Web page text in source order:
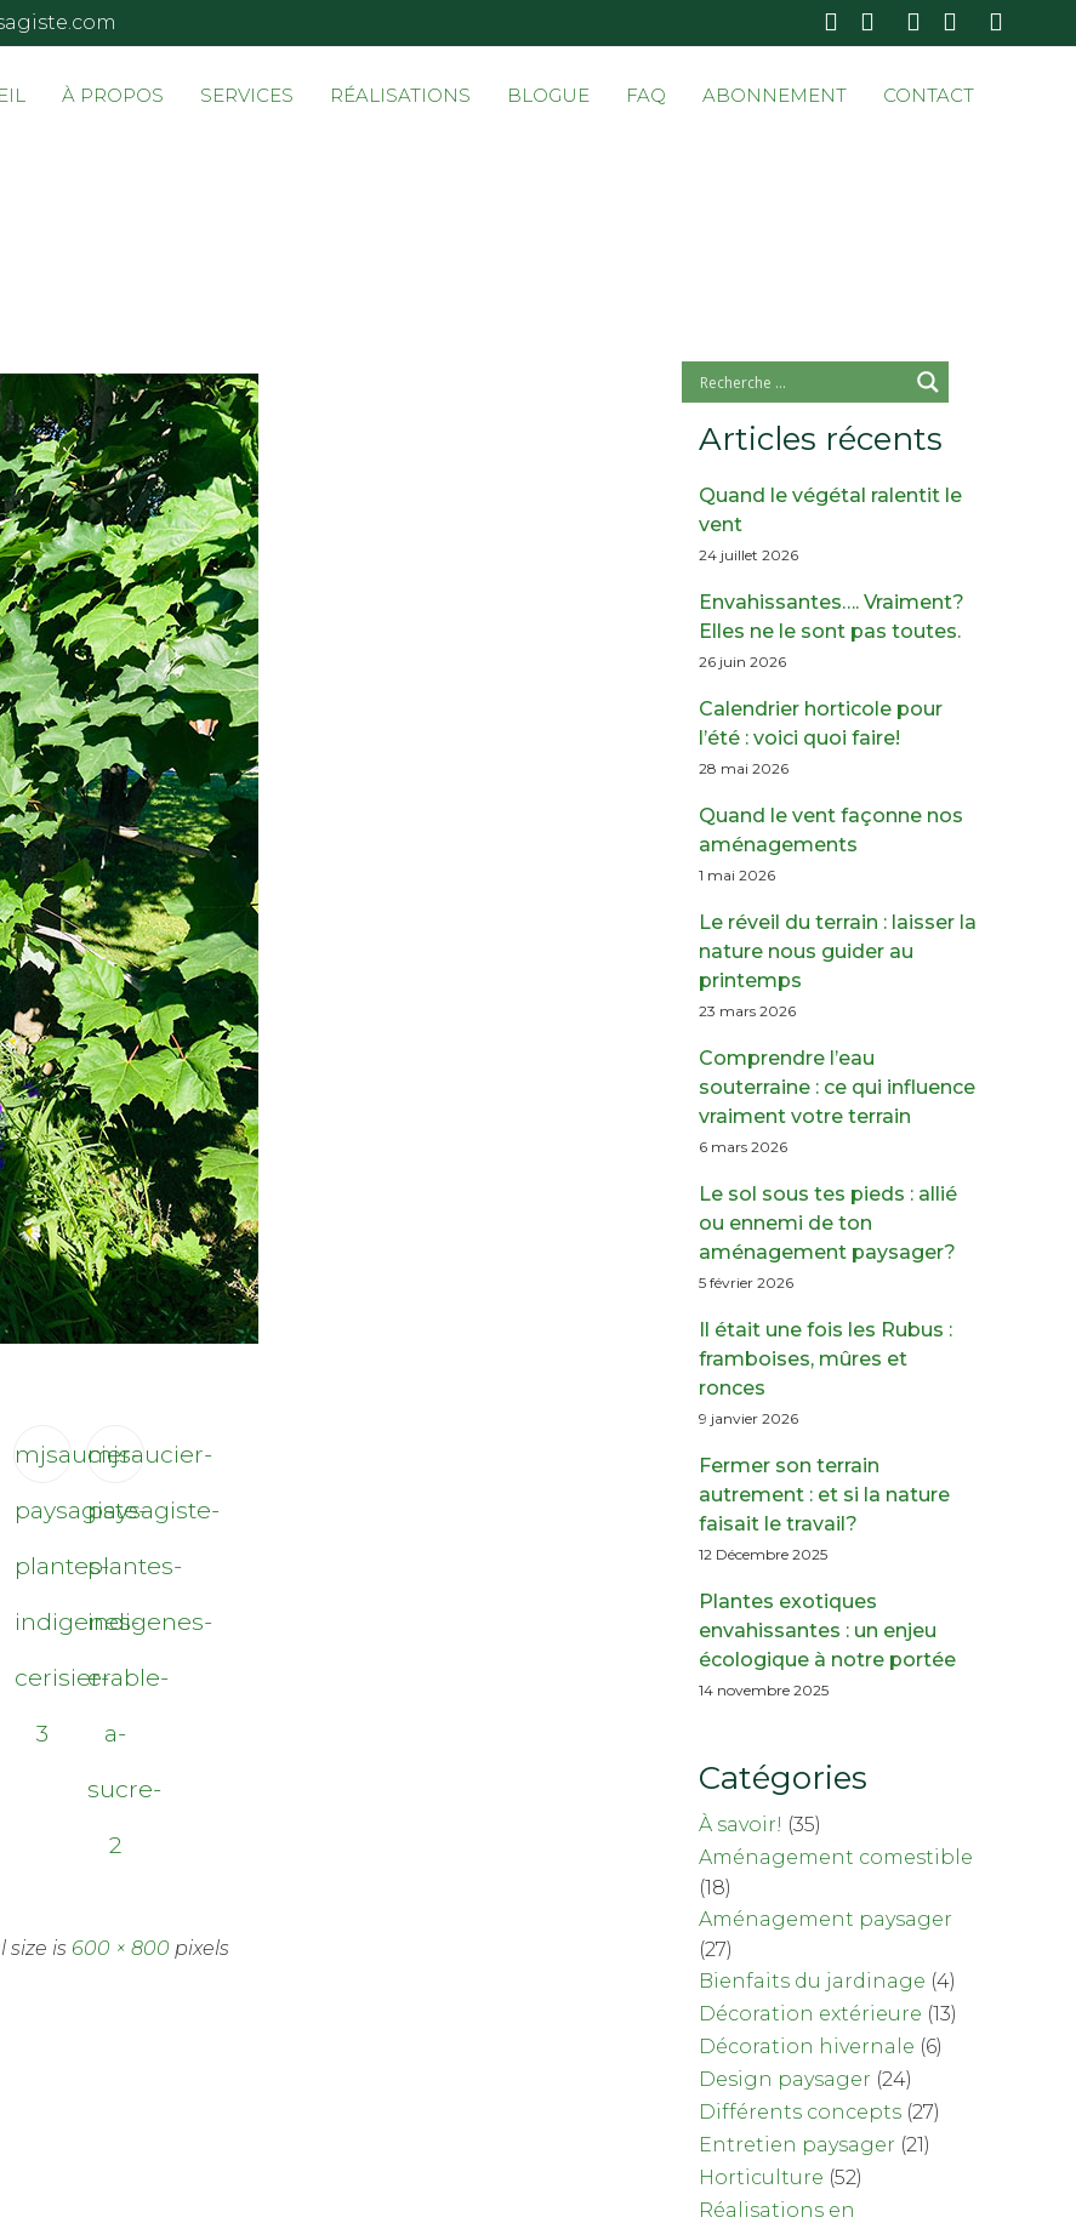
À PROPOS SERVICES RÉALISATIONS BLOGUE FAQ ABONNEMENT CONTACT
mjsaucier-
paysagiste-
plantes-
indigenes-
cerisier-
3
mjsaucier-
paysagiste-
plantes-
indigenes-
erable-
a-
sucre-
2
size is 600 × 800 pixels
Articles récents
Quand le végétal ralentit le
vent
24 juillet 2026
Envahissantes…. Vraiment?
Elles ne le sont pas toutes.
26 juin 2026
Calendrier horticole pour
l’été : voici quoi faire!
28 mai 2026
Quand le vent façonne nos
aménagements
1 mai 2026
Le réveil du terrain : laisser la
nature nous guider au
printemps
23 mars 2026
Comprendre l’eau
souterraine : ce qui influence
vraiment votre terrain
6 mars 2026
Le sol sous tes pieds : allié
ou ennemi de ton
aménagement paysager?
5 février 2026
Il était une fois les Rubus :
framboises, mûres et
ronces
9 janvier 2026
Fermer son terrain
autrement : et si la nature
faisait le travail?
12 Décembre 2025
Plantes exotiques
envahissantes : un enjeu
écologique à notre portée
14 novembre 2025
Catégories
À savoir! (35)
Aménagement comestible
(18)
Aménagement paysager
(27)
Bienfaits du jardinage (4)
Décoration extérieure (13)
Décoration hivernale (6)
Design paysager (24)
Différents concepts (27)
Entretien paysager (21)
Horticulture (52)
Réalisations en